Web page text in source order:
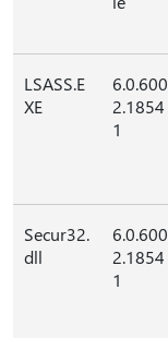
LSASS.E
XE
6.0.600
2.1854
1
Secur32.
dll
6.0.600
2.1854
1